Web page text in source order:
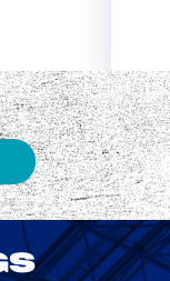
0 1
0 1
0 1
1